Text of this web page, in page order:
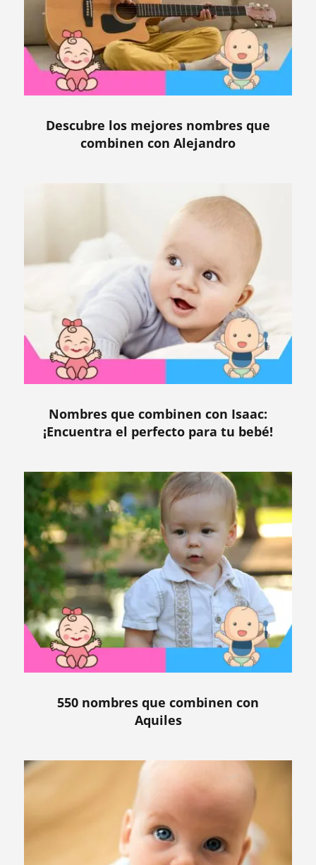
Descubre los mejores nombres que
combinen con Alejandro
Nombres que combinen con Isaac:
¡Encuentra el perfecto para tu bebé!
550 nombres que combinen con
Aquiles